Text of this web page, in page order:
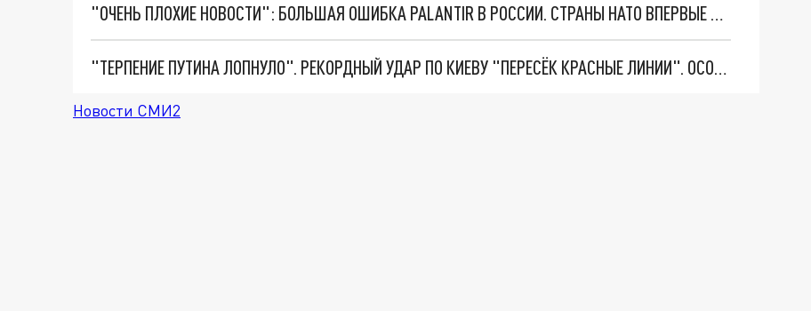
"ОЧЕНЬ ПЛОХИЕ НОВОСТИ": БОЛЬШАЯ ОШИБКА PALANTIR В РОССИИ. СТРАНЫ НАТО ВПЕРВЫЕ ЗА СВО ОСТАНОВИЛИ ПОСТАВКИ ОРУЖИЯ. ВСУ ТЕРЯЮТ ПРИГРАНИЧЬЕ?
"ТЕРПЕНИЕ ПУТИНА ЛОПНУЛО". РЕКОРДНЫЙ УДАР ПО КИЕВУ "ПЕРЕСЁК КРАСНЫЕ ЛИНИИ". ОСОБЫЕ СПЕЦЫ КНДР НА ЛБС? ТАЙНЫЕ ПЕРЕГОВОРЫ ЕВРОПЫ И МОСКВЫ
Новости СМИ2